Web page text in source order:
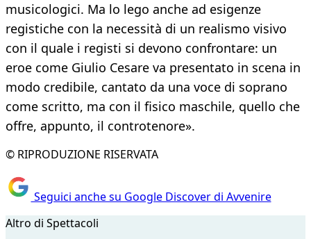
musicologici. Ma lo lego anche ad esigenze
registiche con la necessità di un realismo visivo
con il quale i registi si devono confrontare: un
eroe come Giulio Cesare va presentato in scena in
modo credibile, cantato da una voce di soprano
come scritto, ma con il fisico maschile, quello che
offre, appunto, il controtenore».
© RIPRODUZIONE RISERVATA
Seguici anche su Google Discover di Avvenire
Altro di Spettacoli